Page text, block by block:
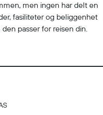
men ingen har delt en
fasiliteter og beliggenhet
passer for reisen din.